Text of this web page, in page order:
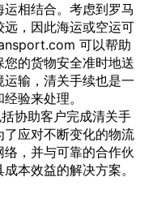
相结合。考虑到罗马
，因此海运或空运可
可以帮助
的货物安全准时地送
输，清关手续也是一
验来处理。
协助客户完成清关手
应对不断变化的物流
，并与可靠的合作伙
本效益的解决方案。